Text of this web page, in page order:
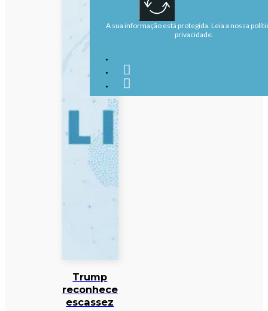
Trump
reconhece
escassez
A sua informação está protegida. Leia a nossa
privacidade.